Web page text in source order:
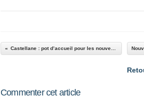
Commenter cet article